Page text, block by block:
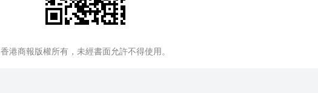
香港商報版權所有，未經書面允許不得使用。